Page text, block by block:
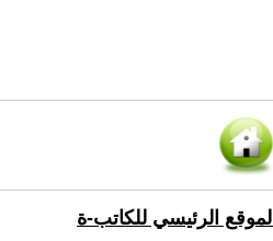
الموقع الرئيسي للكاتب-ة